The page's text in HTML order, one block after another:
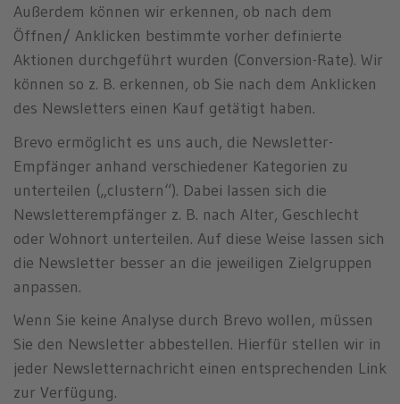
Außerdem können wir erkennen, ob nach dem
Öffnen/ Anklicken bestimmte vorher definierte
Aktionen durchgeführt wurden (Conversion-Rate). Wir
können so z. B. erkennen, ob Sie nach dem Anklicken
des Newsletters einen Kauf getätigt haben.
Brevo ermöglicht es uns auch, die Newsletter-
Empfänger anhand verschiedener Kategorien zu
unterteilen („clustern“). Dabei lassen sich die
Newsletterempfänger z. B. nach Alter, Geschlecht
oder Wohnort unterteilen. Auf diese Weise lassen sich
die Newsletter besser an die jeweiligen Zielgruppen
anpassen.
Wenn Sie keine Analyse durch Brevo wollen, müssen
Sie den Newsletter abbestellen. Hierfür stellen wir in
jeder Newsletternachricht einen entsprechenden Link
zur Verfügung.